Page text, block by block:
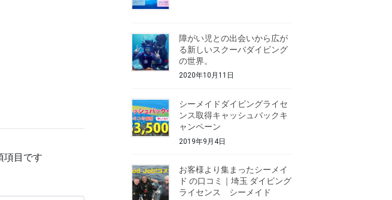
項目です
障がい児との出会いから広が
る新しいスクーバダイビング
の世界。
2020年10月11日
シーメイドダイビングライセ
ンス取得キャッシュバックキ
ャンペーン
2019年9月4日
お客様より集まったシーメイ
ド の口コミ｜埼玉 ダイビング
ライセンス シーメイド